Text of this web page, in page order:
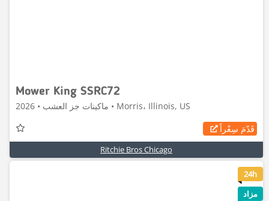
Mower King SSRC72
ماكينات جز العشب • 2026 • Morris، Illinois, US
قَدّمَ سِعْراً
Ritchie Bros Chicago
6
24h
مزاد